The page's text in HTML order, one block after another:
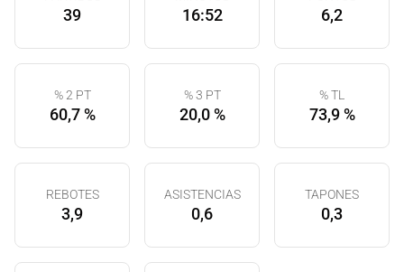
39 16:52 6,2
% 2 PT
60,7 %
% 3 PT
20,0 %
% TL
73,9 %
REBOTES
3,9
ASISTENCIAS
0,6
TAPONES
0,3